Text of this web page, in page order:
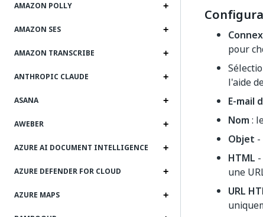
AMAZON POLLY
AMAZON SES
AMAZON TRANSCRIBE
ANTHROPIC CLAUDE
ASANA
AWEBER
AZURE AI DOCUMENT INTELLIGENCE
AZURE DEFENDER FOR CLOUD
AZURE MAPS
pour
l'aide
E-mail
Nom :
Objet
HTML
une
URL